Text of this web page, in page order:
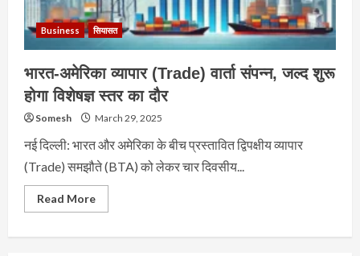
Business सियासत
भारत-अमेरिका व्यापार (Trade) वार्ता संपन्न, जल्द शुरू
होगा विशेषज्ञ स्तर का दौर
Somesh March 29, 2025
नई दिल्ली: भारत और अमेरिका के बीच प्रस्तावित द्विपक्षीय व्यापार
(Trade) समझौते (BTA) को लेकर चार दिवसीय...
Read MoreRead
more